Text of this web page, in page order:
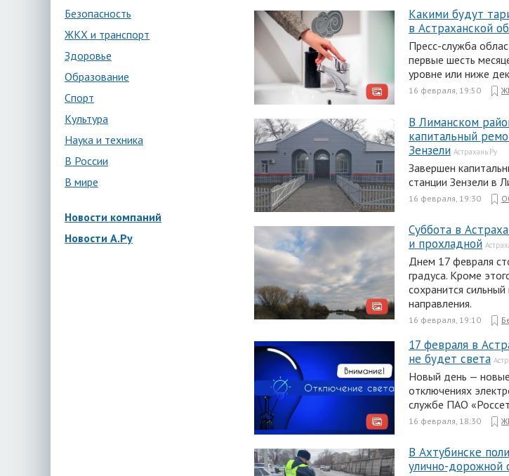
Безопасность
ЖКХ и транспорт
Здоровье
Образование
Спорт
Культура
Наука и техника
В России
В мире
Новости компаний
Новости А.Ру
Какими будут
в Астраханской
Пресс-служба
первые шесть
уровне или ниже
16 февраля, 19:50
В Лиманском
капитальный
Зензели Астрахань.Ру
Завершен
станции Зензели в
16 февраля, 19:30
Суббота в
и прохладной
Днем 17 февраля
градуса. Кроме
сохранится
направления.
16 февраля, 19:10
17 февраля в
не будет света
Новый день —
отключениях
службе ПАО
16 февраля, 18:30
В Ахтубинске
улично-дорожной